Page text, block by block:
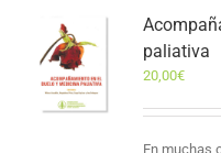
paliativa
20,00€
En muchas